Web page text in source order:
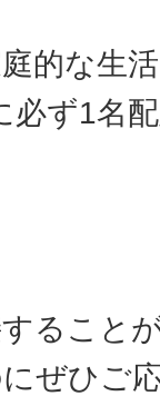
的な生
ず1名
ること
ぜひご